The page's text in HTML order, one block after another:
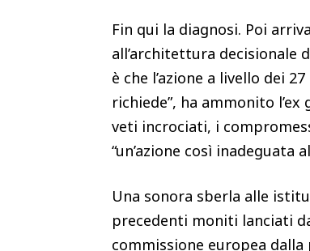
Fin qui la diagnosi. Poi
all’architettura decisionale
è che l’azione a livello dei
richiede”, ha ammonito
veti incrociati, i
“un’azione così inadeguata
Una sonora sberla alle
precedenti moniti lanciati
commissione europea